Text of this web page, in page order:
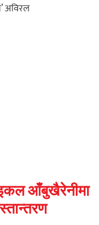
अविरल
आँबुखैरेनीमा